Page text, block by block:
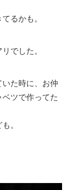
るかも。
でした。
た時に、お仲
ツで作ってた
。